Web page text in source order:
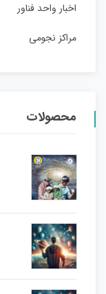
اخبار واحد فناور
مراکز نجومی
محصولات